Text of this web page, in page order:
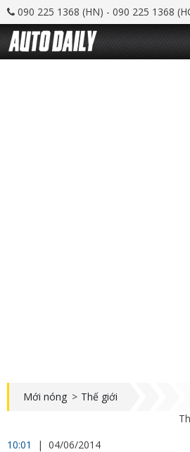
090 225 1368 (HN) - 090 225 1368
Mới nóng > Thế giới
10:01
| 04/06/2014